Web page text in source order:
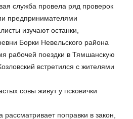
служба провела ряд проверок
предпринимателями
изучают останки,
Борки Невельского района
рабочей поездки в Тямшанскую
встретился с жителями
совы живут у псковички
поправки в закон,